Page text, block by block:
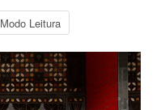
Modo Leitura